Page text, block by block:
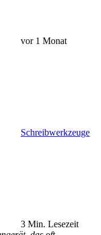
vor 1 Monat
Schreibwerkzeuge
3 Min. Lesezeit